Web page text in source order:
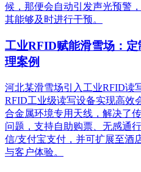
候，那便会自动引发声光预警
其能够及时进行干预。
工业RFID赋能滑雪场：
理案例
河北某滑雪场引入工业RFID读
RFID工业级读写设备实现高效
合金属环境专用天线，解决了
问题，支持自助购票、无感通
信/支付宝支付，并可扩展至酒
与客户体验。